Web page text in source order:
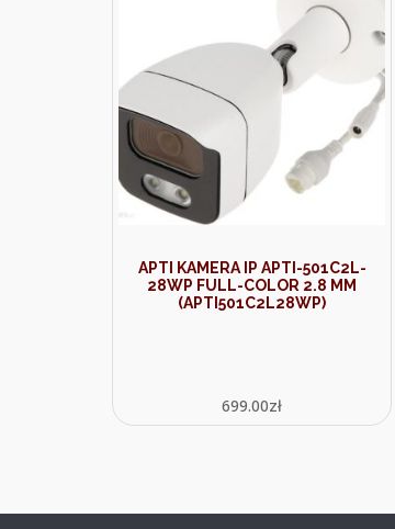
APTI KAMERA IP APTI-501C2L-
28WP FULL-COLOR 2.8 MM
(APTI501C2L28WP)
699.00zł